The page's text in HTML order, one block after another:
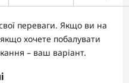
переваги. Якщо ви на
хочете побалувати
– ваш варіант.